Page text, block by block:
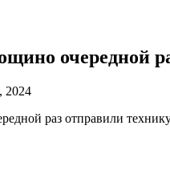
очередной
2024
раз отправили